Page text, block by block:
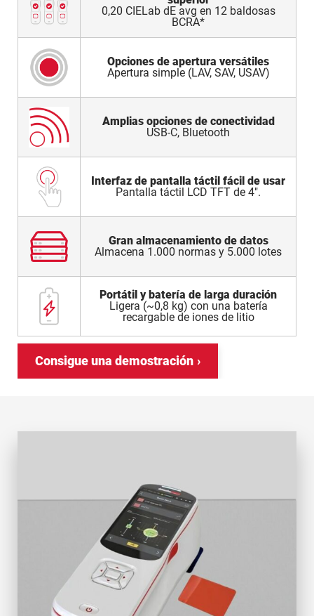
0,20 CIELab dE avg en 12 baldosas
BCRA*
Opciones de apertura versátiles
Apertura simple (LAV, SAV, USAV)
Amplias opciones de conectividad
USB-C, Bluetooth
Interfaz de pantalla táctil fácil de usar
Pantalla táctil LCD TFT de 4″.
Gran almacenamiento de datos
Almacena 1.000 normas y 5.000 lotes
Portátil y batería de larga duración
Ligera (~0,8 kg) con una batería
recargable de iones de litio
Consigue una demostración